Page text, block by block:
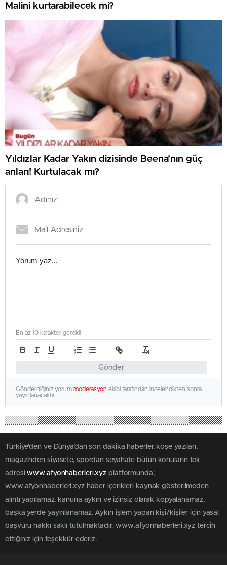
Malini kurtarabilecek mi?
Yıldızlar Kadar Yakın dizisinde Beena’nın güç
anları! Kurtulacak mı?
Gönder
En az 10 karakter gerekli
Gönderdiğiniz yorum moderasyon ekibi tarafından incelendikten sonra
yayınlanacaktır.
Türkiye'den ve Dünya’dan son dakika haberler, köşe yazıları,
magazinden siyasete, spordan seyahate bütün konuların tek
adresiwww.afyonhaberleri.xyz platformunda;
www.afyonhaberleri.xyz haber içerikleri kaynak gösterilmeden
alıntı yapılamaz, kanuna aykırı ve izinsiz olarak kopyalanamaz,
başka yerde yayınlanamaz. Aykırı işlem yapan kişi/kişiler için yasal
başvuru hakkı saklı tutulmaktadır. www.afyonhaberleri.xyz tercih
ettiğiniz için teşekkür ederiz.